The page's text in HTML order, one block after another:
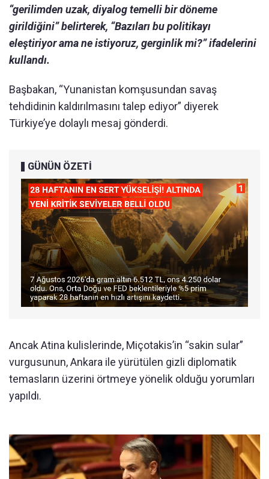
“gerilimden uzak, diyalog temelli bir döneme
girildiğini” belirterek, “Bazıları bu politikayı
eleştiriyor ama ne istiyoruz, gerginlik mi?” ifadelerini
kullandı.
Başbakan, “Yunanistan komşusundan savaş
tehdidinin kaldırılmasını talep ediyor” diyerek
Türkiye’ye dolaylı mesaj gönderdi.
GÜNÜN ÖZETİ
Ancak Atina kulislerinde, Miçotakis’in “sakin sular”
vurgusunun, Ankara ile yürütülen gizli diplomatik
temasların üzerini örtmeye yönelik olduğu yorumları
yapıldı.